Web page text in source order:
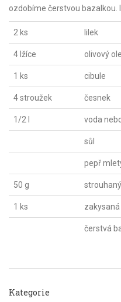
ozdobíme čerstvou bazalkou.
2 ks lilek
4 lžíce olivový
1 ks cibule
4 stroužek česnek
1/2 l voda
sůl
pepř
50 g
1 ks
čerstvá
Kategorie